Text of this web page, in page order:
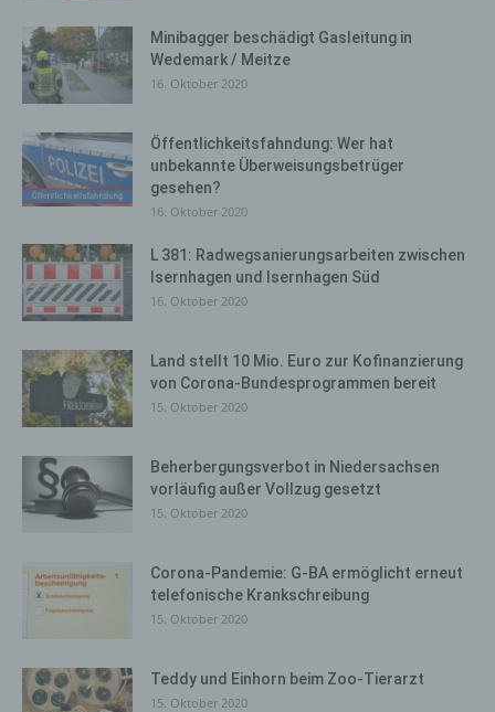
Minibagger beschädigt Gasleitung in
Wedemark / Meitze
16. Oktober 2020
Öffentlichkeitsfahndung: Wer hat
unbekannte Überweisungsbetrüger
gesehen?
16. Oktober 2020
L 381: Radwegsanierungsarbeiten zwischen
Isernhagen und Isernhagen Süd
16. Oktober 2020
Land stellt 10 Mio. Euro zur Kofinanzierung
von Corona-Bundesprogrammen bereit
15. Oktober 2020
Beherbergungsverbot in Niedersachsen
vorläufig außer Vollzug gesetzt
15. Oktober 2020
Corona-​Pandemie: G-BA ermöglicht erneut
telefonische Krankschreibung
15. Oktober 2020
Teddy und Einhorn beim Zoo-Tierarzt
15. Oktober 2020